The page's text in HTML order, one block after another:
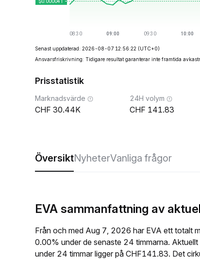
Senast uppdaterad: 2026-08-07 12:56:22 (UTC+0)
Ansvarsfriskrivning: Tidigare resultat garanterar inte framtida
Prisstatistik
Marknadsvärde
30.44K
24H volym
141.83
ÖversiktNyheterVanliga frågor
EVA sammanfattning av
Från och med Aug 7, 2026 har EVA ett totalt
0.00% under de senaste 24 timmarna.
under 24 timmar ligger på CHF141.83. Det